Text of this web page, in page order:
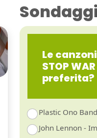
Le
STOP
preferita?
Plastic Ono
John Lennon -